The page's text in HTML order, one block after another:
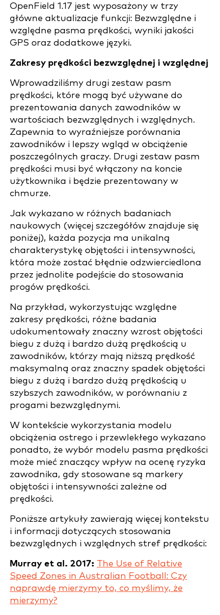
OpenField 1.17 jest wyposażony w trzy
główne aktualizacje funkcji: Bezwzględne i
względne pasma prędkości, wyniki jakości
GPS oraz dodatkowe języki.
Zakresy prędkości bezwzględnej i względnej
Wprowadziliśmy drugi zestaw pasm
prędkości, które mogą być używane do
prezentowania danych zawodników w
wartościach bezwzględnych i względnych.
Zapewnia to wyraźniejsze porównania
zawodników i lepszy wgląd w obciążenie
poszczególnych graczy. Drugi zestaw pasm
prędkości musi być włączony na koncie
użytkownika i będzie prezentowany w
chmurze.
Jak wykazano w różnych badaniach
naukowych (więcej szczegółów znajduje się
poniżej), każda pozycja ma unikalną
charakterystykę objętości i intensywności,
która może zostać błędnie odzwierciedlona
przez jednolite podejście do stosowania
progów prędkości.
Na przykład, wykorzystując względne
zakresy prędkości, różne badania
udokumentowały znaczny wzrost objętości
biegu z dużą i bardzo dużą prędkością u
zawodników, którzy mają niższą prędkość
maksymalną oraz znaczny spadek objętości
biegu z dużą i bardzo dużą prędkością u
szybszych zawodników, w porównaniu z
progami bezwzględnymi.
W kontekście wykorzystania modelu
obciążenia ostrego i przewlekłego wykazano
ponadto, że wybór modelu pasma prędkości
może mieć znaczący wpływ na ocenę ryzyka
zawodnika, gdy stosowane są markery
objętości i intensywności zależne od
prędkości.
Poniższe artykuły zawierają więcej kontekstu
i informacji dotyczących stosowania
bezwzględnych i względnych stref prędkości:
Murray et al. 2017: The Use of Relative
Speed Zones in Australian Football: Czy
naprawdę mierzymy to, co myślimy, że
mierzymy?